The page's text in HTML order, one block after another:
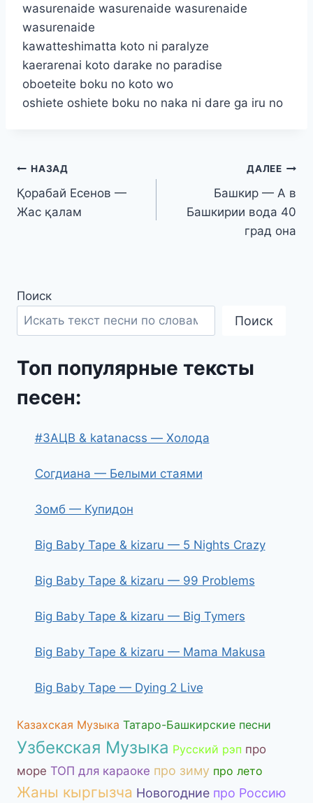
wasurenaide wasurenaide wasurenaide
wasurenaide
kawatteshimatta koto ni paralyze
kaerarenai koto darake no paradise
oboeteite boku no koto wo
oshiete oshiete boku no naka ni dare ga iru no
Навигация
по
НАЗАД
Қорабай Есенов —
Жас қалам
ДАЛЕЕ
Башкир — А в
Башкирии вода 40
град она
Поиск
Поиск
Топ популярные тексты
песен:
#ЗАЦВ & katanacss — Холода
Согдиана — Белыми стаями
Зомб — Купидон
Big Baby Tape & kizaru — 5 Nights Crazy
Big Baby Tape & kizaru — 99 Problems
Big Baby Tape & kizaru — Big Tymers
Big Baby Tape & kizaru — Mama Makusa
Big Baby Tape — Dying 2 Live
Казахская Музыка Татаро-Башкирские песни
Узбекская Музыка Русский рэп про
море ТОП для караоке про зиму про лето
Жаны кыргызча Новогодние про Россию